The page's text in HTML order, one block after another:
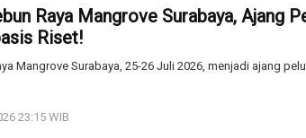
Raya Mangrove Surabaya, Ajang
Riset!
Mangrove Surabaya, 25-26 Juli 2026, menjadi ajang
23:15 WIB